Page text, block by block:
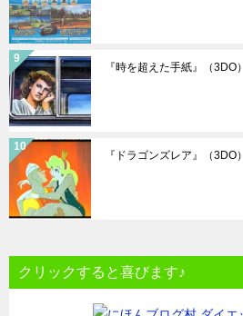
『時を超えた手紙』（3DO）
『ドラゴンズレア』（3DO）
クリックすると喜びます♪